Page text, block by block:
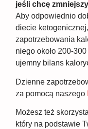
jeśli chcę
Aby odpowiednio
diecie
zapotrzebowania
niego około 200-
ujemny bilans
Dzienne
za pomocą naszego
Możesz też
który na podstawie